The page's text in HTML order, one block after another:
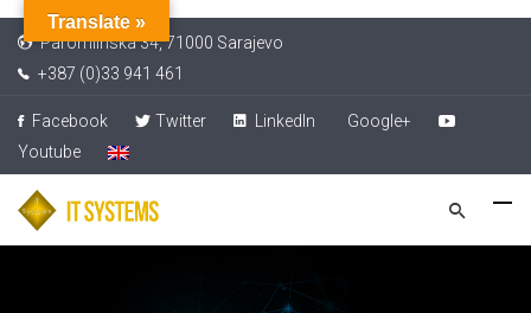
Paromlinska 34, 71000 Sarajevo
+387 (0)33 941 461
Facebook Twitter LinkedIn
Google+
Youtube
Translate »